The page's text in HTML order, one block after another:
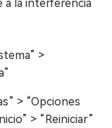
a la interferencia
>
> “Opciones
> “Reiniciar”